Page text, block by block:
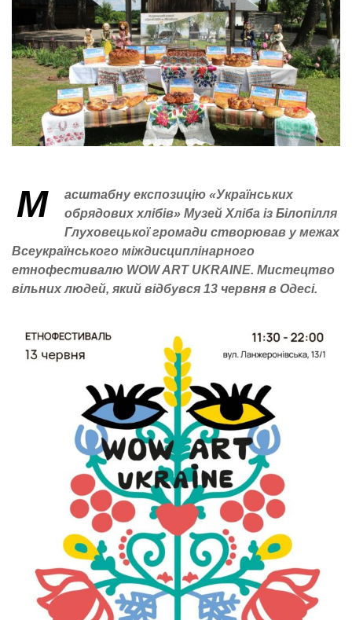
М
асштабну експозицію «Українських
обрядових хлібів» Музей Хліба із Білопілля
Глуховецької громади створював у межах
Всеукраїнського міждисциплінарного
етнофестивалю WOW ART UKRAINE. Мистецтво
вільних людей, який відбувся 13 червня в Одесі.